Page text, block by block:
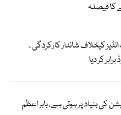
کا فیصلہ
کیخلاف شاندار کارکردگی ،
کر دیا
کی بنیاد پر ہوتی ہے، بابر اعظم